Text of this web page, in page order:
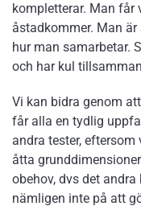
kompletterar. Man får
åstadkommer. Man
hur man samarbetar.
och har kul
Vi kan bidra genom
får alla en tydlig
andra tester,
åtta
obehov, dvs det
nämligen inte på att